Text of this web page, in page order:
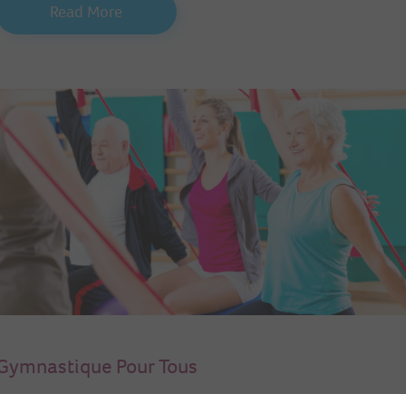
Read More
Pour Tous